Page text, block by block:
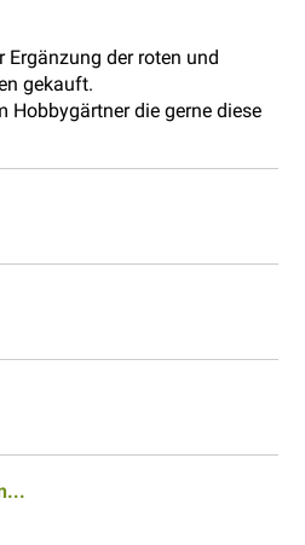
Ergänzung der roten und
gekauft.
Hobbygärtner die gerne diese